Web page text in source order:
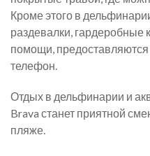
Кроме этого в
раздевалки, гардеробные
помощи, предоставляются
телефон.
Отдых в дельфинарии и
Brava станет приятной
пляже.